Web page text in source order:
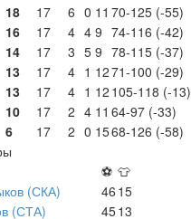
18 17 6 0 11 70-125 (-55)
16 17 4 4 9 74-116 (-42)
14 17 3 5 9 78-115 (-37)
13 17 4 1 1271-100 (-29)
13 17 4 1 12 105-118 (-13)
10 17 2 4 11 64-97 (-33)
6 17 2 0 1568-126 (-58)
⚽ 👕
(СКА) 46 15
(СТА) 4513